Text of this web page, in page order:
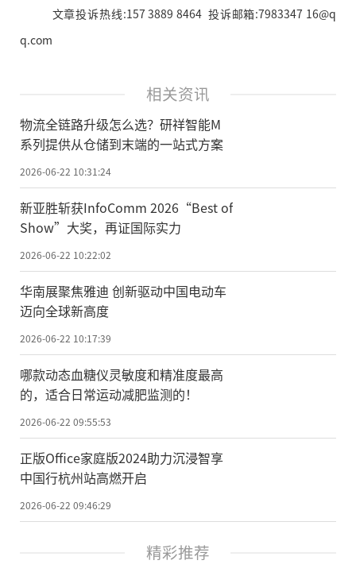
文章投诉热线:157 3889 8464 投诉邮箱:7983347 16@q
q.com
相关资讯
物流全链路升级怎么选？研祥智能M
系列提供从仓储到末端的一站式方案
2026-06-22 10:31:24
新亚胜斩获InfoComm 2026“Best of
Show”大奖，再证国际实力
2026-06-22 10:22:02
华南展聚焦雅迪 创新驱动中国电动车
迈向全球新高度
2026-06-22 10:17:39
哪款动态血糖仪灵敏度和精准度最高
的，适合日常运动减肥监测的！
2026-06-22 09:55:53
正版Office家庭版2024助力沉浸智享
中国行杭州站高燃开启
2026-06-22 09:46:29
精彩推荐